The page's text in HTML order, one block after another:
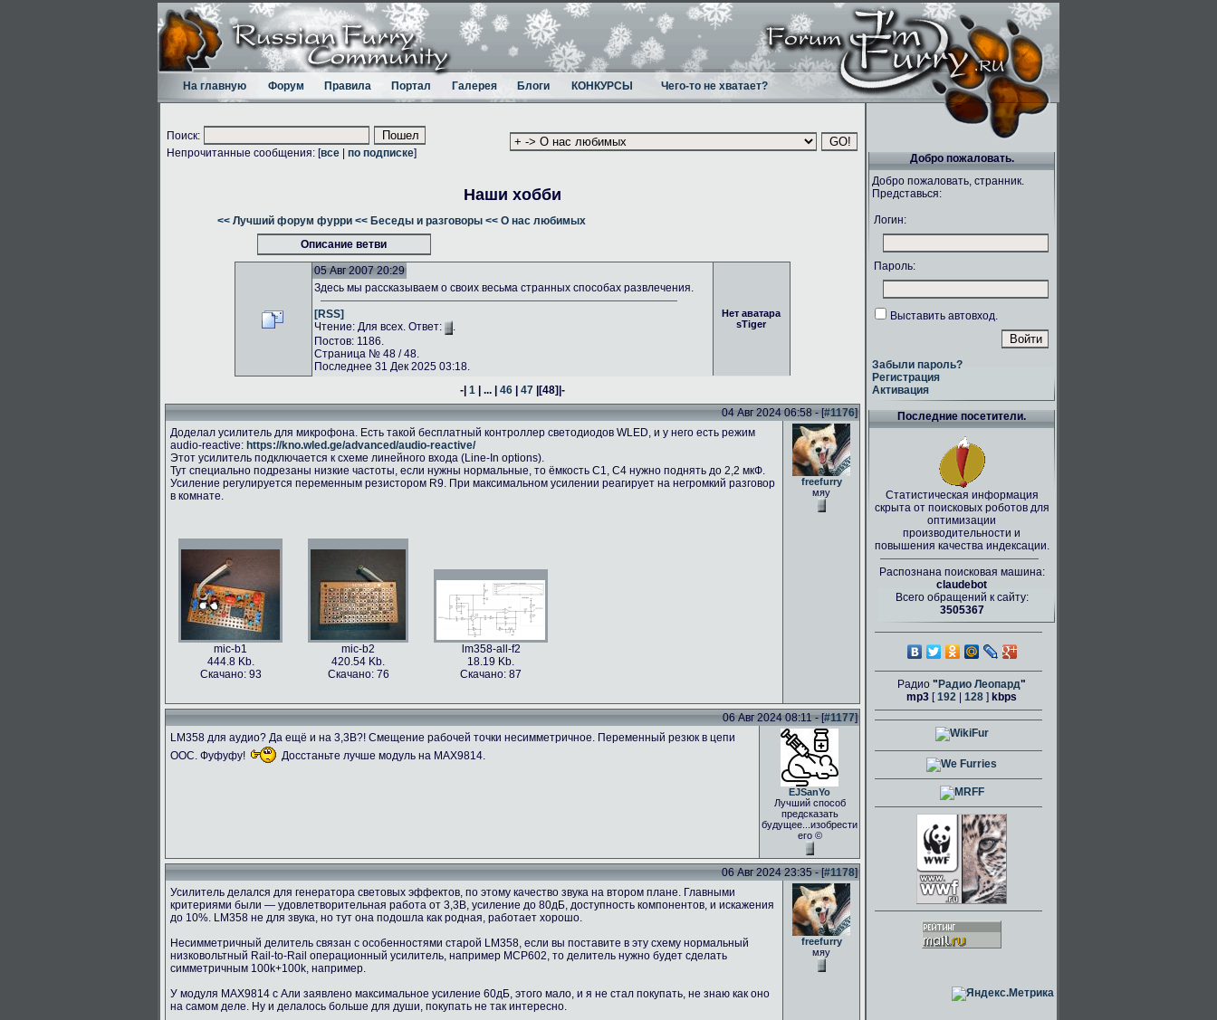
На главную Форум Правила Портал Галерея Блоги КОНКУРСЫ Чего-то не хватает?
Поиск:
Непрочитанные сообщения: [все по подписке]
Наши хобби
<< Лучший форум фурри << Беседы и разговоры << О нас любимых
Описание ветви
05 Авг 2007 20:29
Нет аватара
sTiger
Здесь мы рассказываем о своих весьма странных способах развлечения.
[RSS]
Чтение: Для всех. Ответ:
.
Постов: 1186.
Страница № 48 / 48.
Последнее 31 Дек 2025 03:18.
-| 1 | ... | 46 | 47 |[48]|-
04 Авг 2024 06:58 - [#1176]
Доделал усилитель для микрофона. Есть такой бесплатный контроллер светодиодов WLED, и у него есть режим
audio-reactive: https://kno.wled.ge/advanced/audio-reactive/
Этот усилитель подключается к схеме линейного входа (Line-In options).
Тут специально подрезаны низкие частоты, если нужны нормальные, то ёмкость C1, C4 нужно поднять до 2,2 мкФ.
Усиление регулируется переменным резистором R9. При максимальном усилении реагирует на негромкий разговор
в комнате.
mic-b1
444.8 Kb.
Скачано: 93
mic-b2
420.54 Kb.
Скачано: 76
lm358-all-f2
18.19 Kb.
Скачано: 87
freefurry
мяу
06 Авг 2024 08:11 - [#1177]
LM358 для аудио? Да ещё и на 3,3В?! Смещение рабочей точки несимметричное. Переменный резюк в цепи
ООС. Фуфуфу!
Досстаньте лучше модуль на MAX9814.
EJSanYo
Лучший способ
предсказать
будущее...изобрести
его ©
06 Авг 2024 23:35 - [#1178]
Усилитель делался для генератора световых эффектов, по этому качество звука на втором плане. Главными
критериями были — удовлетворительная работа от 3,3В, усиление до 80дБ, доступность компонентов, и искажения
до 10%. LM358 не для звука, но тут она подошла как родная, работает хорошо.
Несимметричный делитель связан с особенностями старой LM358, если вы поставите в эту схему нормальный
низковольтный Rail-to-Rail операционный усилитель, например MCP602, то делитель нужно будет сделать
симметричным 100k+100k, например.
У модуля MAX9814 с Али заявлено максимальное усиление 60дБ, этого мало, и я не стал покупать, не знаю как оно
на самом деле. Ну и делалось больше для души, покупать не так интересно.
freefurry
мяу
Добро пожаловать.
Добро пожаловать, странник.
Представься:
Логин:
Пароль:
Выставить автовход.
Забыли пароль?
Регистрация
Активация
Последние посетители.
Статистическая информация
скрыта от поисковых роботов для
оптимизации
производительности и
повышения качества индексации.
Распознана поисковая машина:
claudebot
Всего обращений к сайту:
3505367
Радио " Радио Леопард"
mp3 [192 128 ] kbps